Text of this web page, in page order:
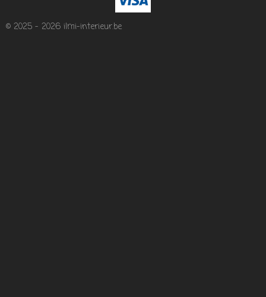
© 2025 - 2026 ilmi-interieur.be